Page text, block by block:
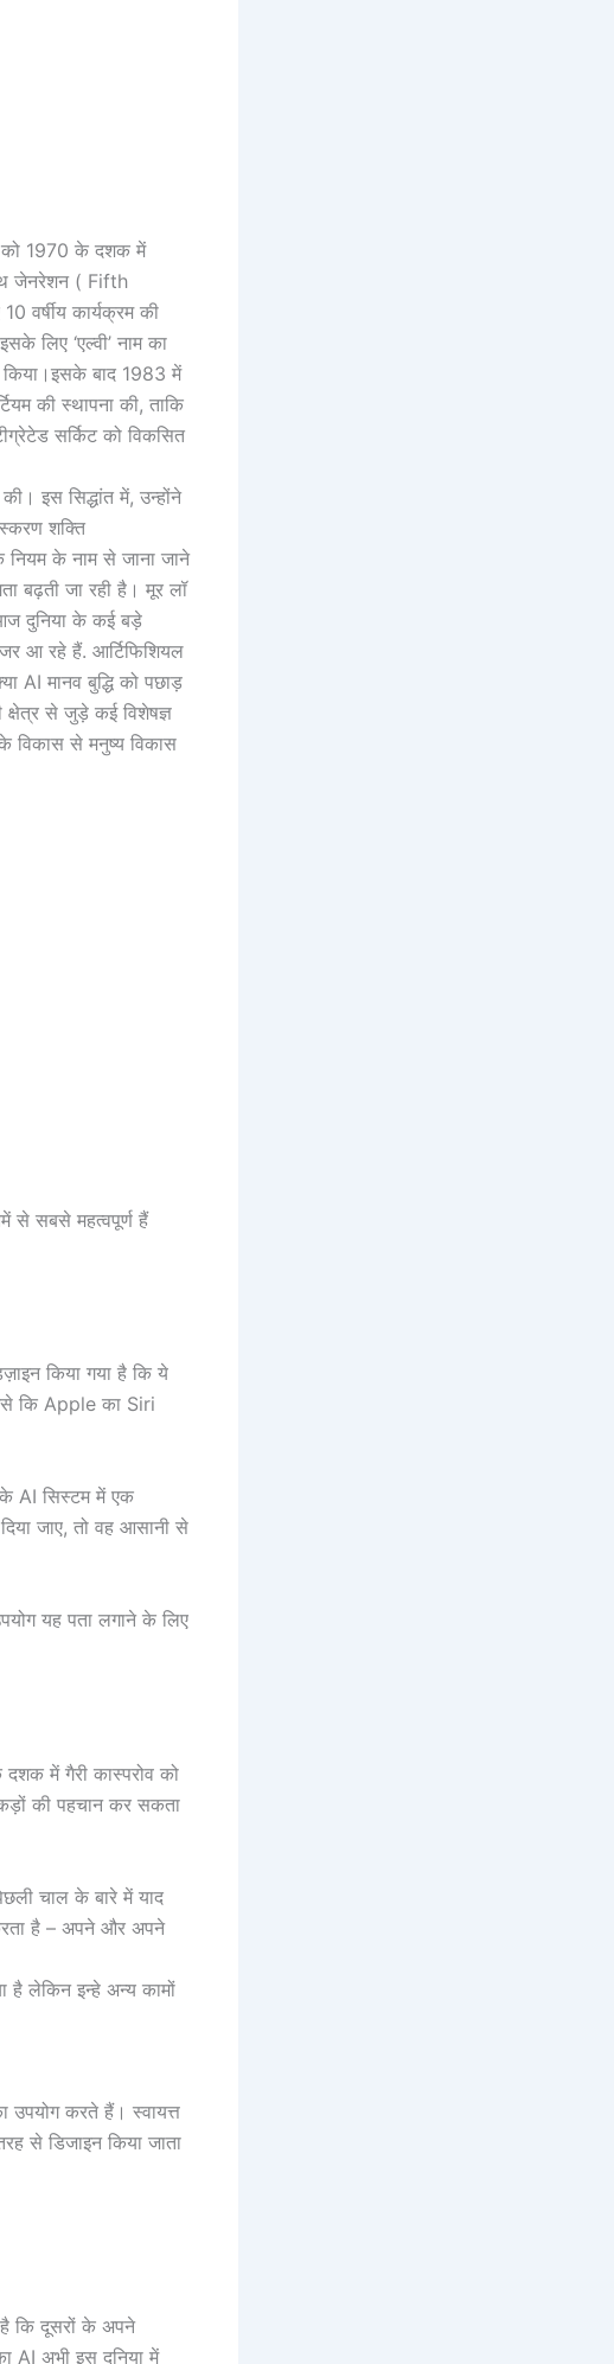
को 1970 के दशक में
जेनरेशन ( Fifth
वर्षीय कार्यक्रम की
लिए ‘एल्वी’ नाम का
किया।इसके बाद 1983 में
की स्थापना की, ताकि
सर्किट को विकसित
इस सिद्धांत में, उन्होंने
शक्ति
के नाम से जाना जाने
बढ़ती जा रही है। मूर लॉ
दुनिया के कई बड़े
आ रहे हैं. आर्टिफिशियल
AI मानव बुद्धि को पछाड़
से जुड़े कई विशेषज्ञ
विकास से मनुष्य विकास
से सबसे महत्वपूर्ण हैं
किया गया है कि ये
कि Apple का Siri
के AI सिस्टम में एक
जाए, तो वह आसानी से
यह पता लगाने के लिए
में गैरी कास्परोव को
की पहचान कर सकता
चाल के बारे में याद
है – अपने और अपने
है लेकिन इन्हे अन्य कामों
करते हैं। स्वायत्त
से डिजाइन किया जाता
है कि दूसरों के अपने
AI अभी इस दुनिया में